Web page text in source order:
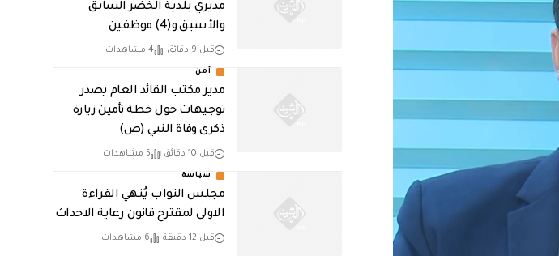
مديري بلدية الخضر السابق
والأسبق و(4) موظفين
قبل 9 دقائق 4 مشاهدات
أمن
مدير مكتب القائد العام يصدر
توجيهات حول خطة تأمين زيارة
ذكرى وفاة النبي (ص)
قبل 10 دقائق 5 مشاهدات
سياسة
مجلس النواب يُنهي القراءة
الاولى لمقترح قانون رعاية الاحداث
قبل 12 دقيقة 6 مشاهدات